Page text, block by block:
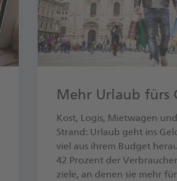
Mehr Urlaub fürs
Kost, Lo­gis, Miet­wa­gen und
Strand: Ur­laub geht ins
viel aus ih­rem Bud­get
42 Pro­zent der
zie­le, an de­nen sie mehr